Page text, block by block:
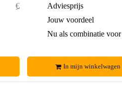
€ 57,50
Adviesprijs
Jouw voordeel
Nu als combinatie voor
In mijn winkelwagen